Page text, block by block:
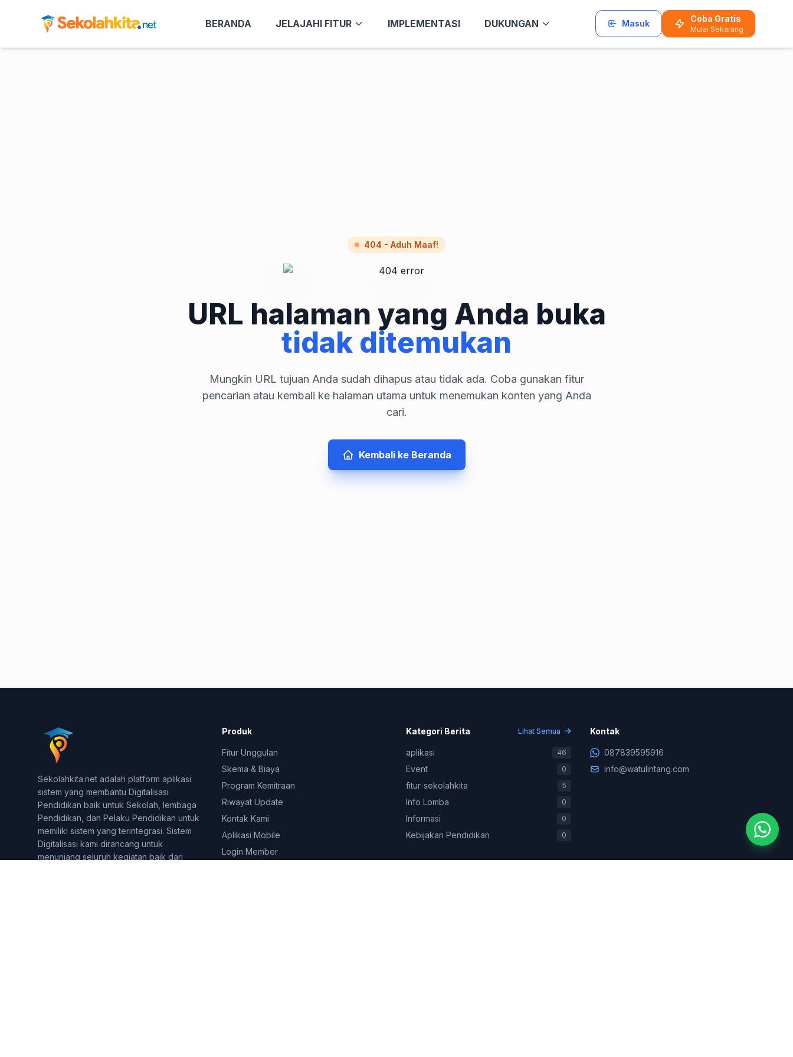
BERANDA JELAJAHI FITUR IMPLEMENTASI DUKUNGAN Masuk Coba Gratis
Mulai Sekarang
404 - Aduh Maaf!
URL halaman yang Anda buka
tidak ditemukan
Mungkin URL tujuan Anda sudah dihapus atau tidak ada. Coba gunakan fitur
pencarian atau kembali ke halaman utama untuk menemukan konten yang Anda
cari.
Kembali ke Beranda
Sekolahkita.net adalah platform aplikasi
sistem yang membantu Digitalisasi
Pendidikan baik untuk Sekolah, lembaga
Pendidikan, dan Pelaku Pendidikan untuk
memiliki sistem yang terintegrasi. Sistem
Digitalisasi kami dirancang untuk
menunjang seluruh kegiatan baik dari
Produk
Fitur Unggulan
Skema & Biaya
Program Kemitraan
Riwayat Update
Kontak Kami
Aplikasi Mobile
Login Member
Kategori Berita Lihat Semua
aplikasi 46
Event 0
fitur-sekolahkita 5
Info Lomba 0
Informasi 0
Kebijakan Pendidikan 0
Kontak
087839595916
info@watulintang.com
Support Teknis (WA Only)